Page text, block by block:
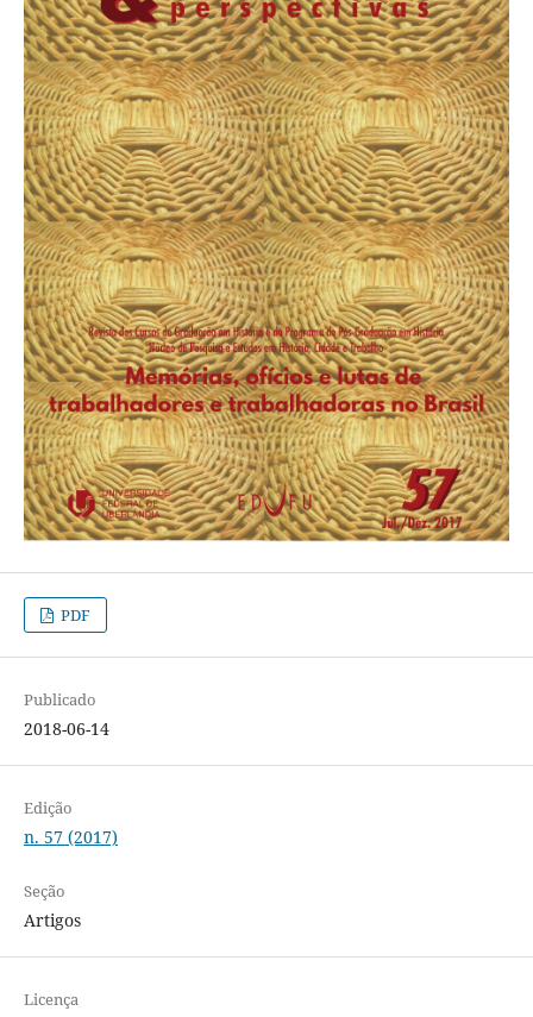
PDF
Publicado
2018-06-14
Edição
n. 57 (2017)
Seção
Artigos
Licença